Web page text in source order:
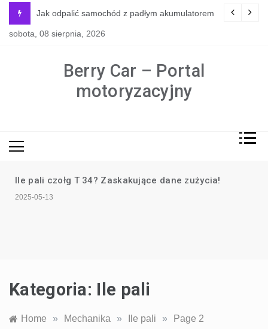
content
naprawdę potrzebne?
Jak odpalić samochód z padłym akumulatorem
sobota, 08 sierpnia, 2026
Berry Car – Portal
motoryzacyjny
Ile pali czołg T 34? Zaskakujące dane zużycia!
2025-05-13
Kategoria: Ile pali
Home » Mechanika » Ile pali » Page 2